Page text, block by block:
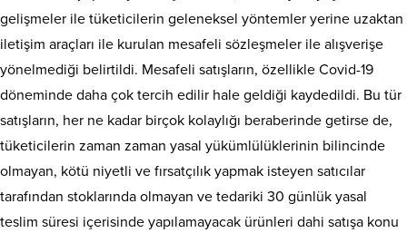
gelişmeler ile tüketicilerin geleneksel yöntemler yerine uzaktan
iletişim araçları ile kurulan mesafeli sözleşmeler ile alışverişe
yönelmediği belirtildi. Mesafeli satışların, özellikle Covid-19
döneminde daha çok tercih edilir hale geldiği kaydedildi. Bu tür
satışların, her ne kadar birçok kolaylığı beraberinde getirse de,
tüketicilerin zaman zaman yasal yükümlülüklerinin bilincinde
olmayan, kötü niyetli ve fırsatçılık yapmak isteyen satıcılar
tarafından stoklarında olmayan ve tedariki 30 günlük yasal
teslim süresi içerisinde yapılamayacak ürünleri dahi satışa konu